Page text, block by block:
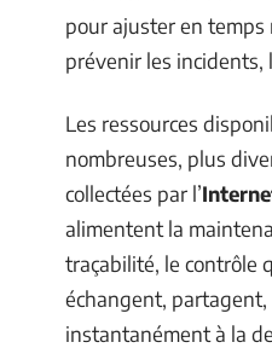
pour ajuster en temps
prévenir les incidents,
Les ressources
nombreuses, plus
collectées par l’
alimentent la
traçabilité, le contrôle
échangent,
instantanément à la